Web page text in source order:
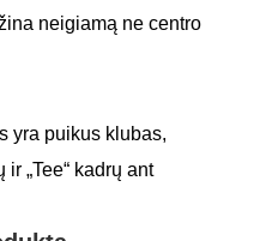
neigiamą ne centro
yra puikus klubas,
„Tee“ kadrų ant